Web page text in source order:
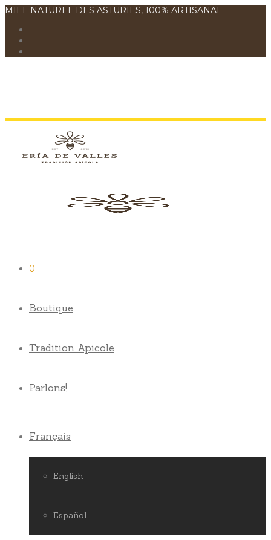
MIEL NATUREL DES ASTURIES, 100% ARTISANAL
0
Boutique
Tradition Apicole
Parlons!
Français
English
Español